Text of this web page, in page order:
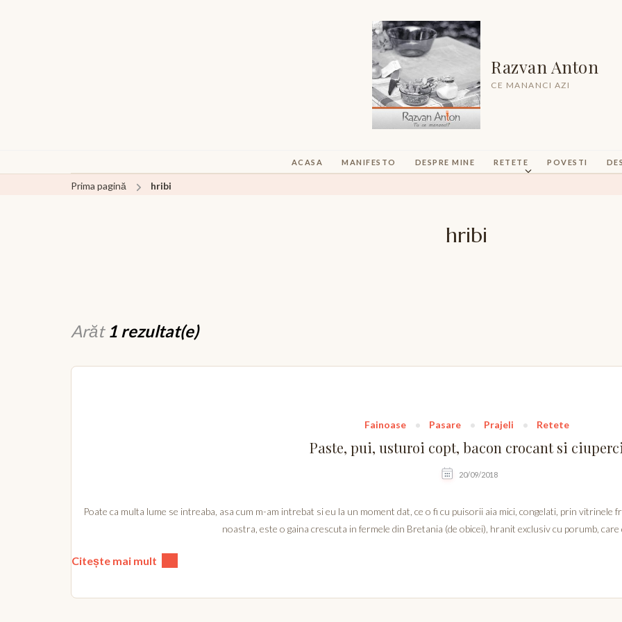
Razvan Anton
CE MANANCI AZI
ACASA MANIFESTO DESPRE MINE RETETE POVESTI
Prima pagină hribi
hribi
Arăt 1 rezultat(e)
Fainoase Pasare Prajeli Retete
Paste, pui, usturoi copt, bacon crocant si
20/09/2018
Poate ca multa lume se intreaba, asa cum m-am intrebat si eu la un moment dat, ce o fi cu puisorii aia mici, congelati, prin vitrinele
noastra, este o gaina crescuta in fermele din Bretania (de obicei), hranit exclusiv cu porumb,
Citește mai mult